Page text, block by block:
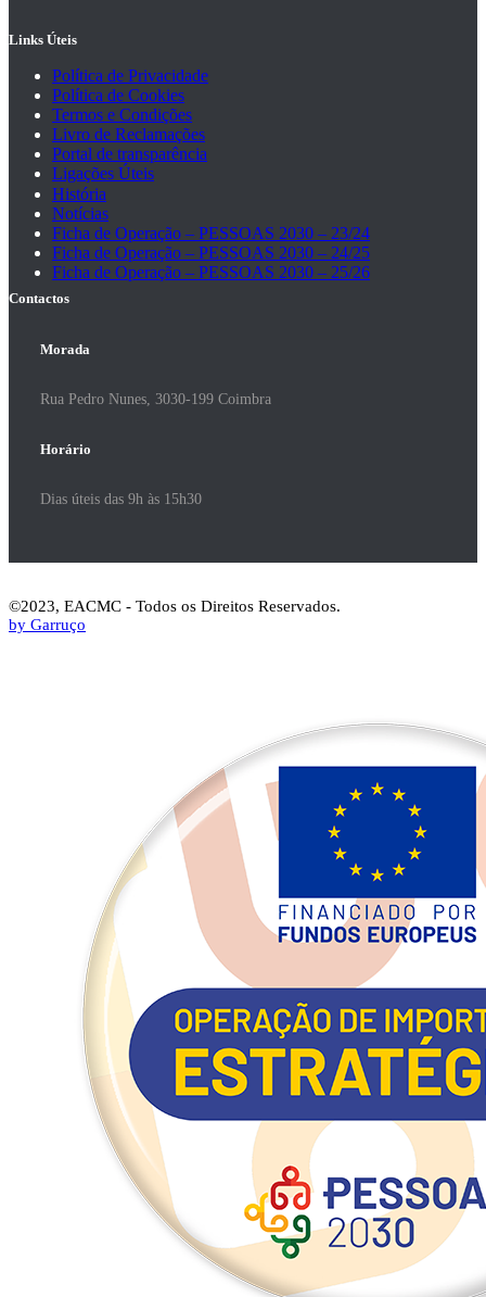
Links Úteis
Política de Privacidade
Política de Cookies
Termos e Condições
Livro de Reclamações
Portal de transparência
Ligações Úteis
História
Notícias
Ficha de Operação – PESSOAS 2030 – 23/24
Ficha de Operação – PESSOAS 2030 – 24/25
Ficha de Operação – PESSOAS 2030 – 25/26
Contactos
Morada
Rua Pedro Nunes, 3030-199 Coimbra
Horário
Dias úteis das 9h às 15h30
©2023, EACMC - Todos os Direitos Reservados.
by Garruço